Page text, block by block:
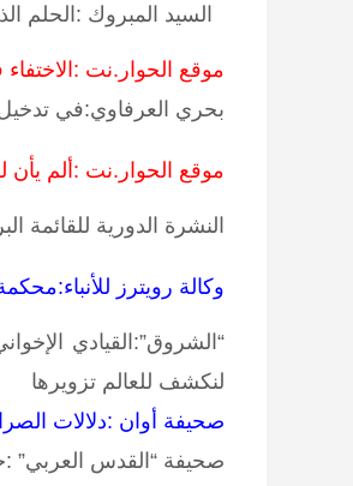
السيد المبروك :الحلم
موقع الحوار.نت
بحري العرفاوي:في
موقع الحوار.نت :ألم يأن
النشرة الدورية للقائمة
وكالة رويترز
“الشروق”:القيادي
لنكشف للعالم تزويرها
صحيفة أوان :دلالات
صحيفة “القدس العربي”